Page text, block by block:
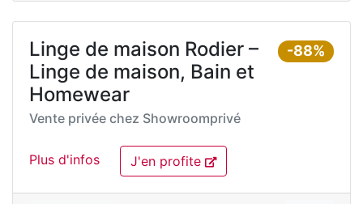
-88%
Linge de maison Rodier –
Linge de maison, Bain et
Homewear
Vente privée chez Showroomprivé
Plus d'infos J'en profite